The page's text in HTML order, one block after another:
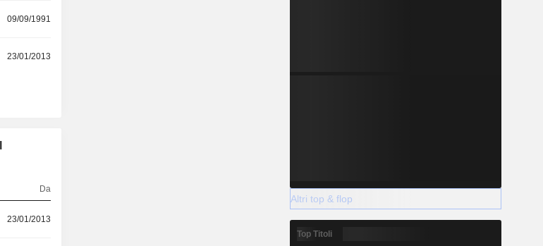
09/09/1991
23/01/2013
Da
23/01/2013
Altri top & flop
Top Titoli